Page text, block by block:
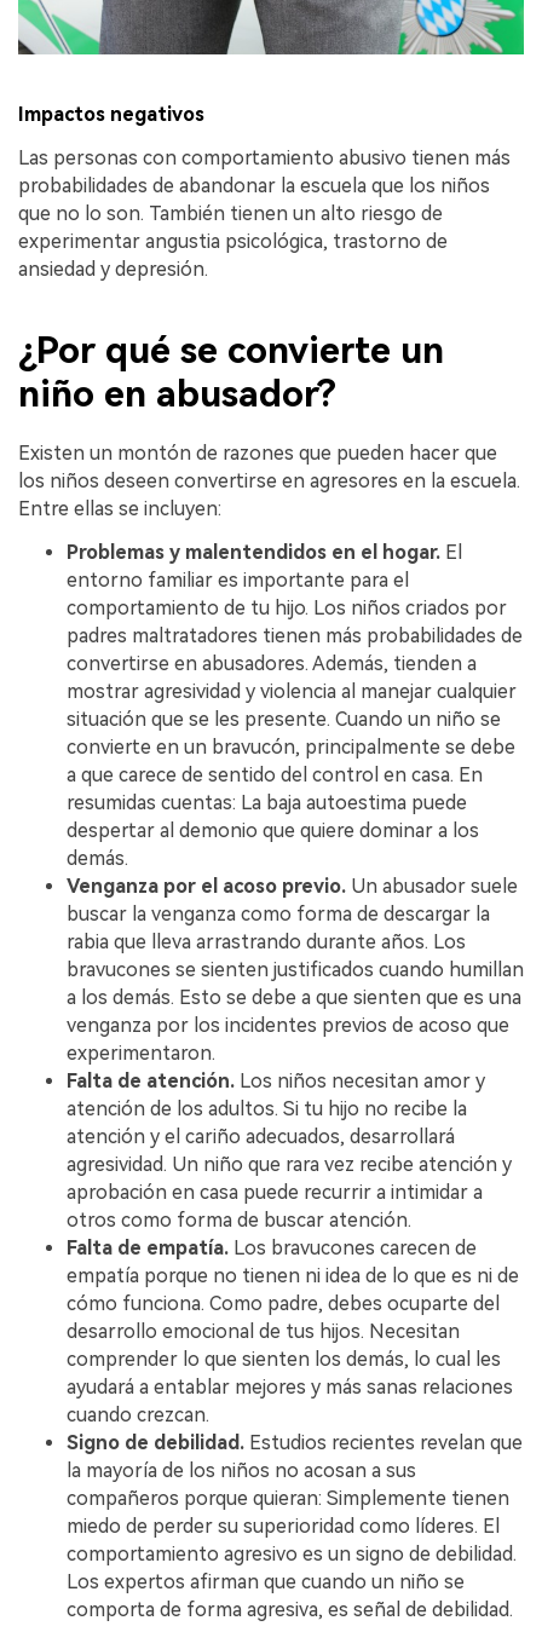
Impactos negativos
Las personas con comportamiento abusivo tienen más
probabilidades de abandonar la escuela que los niños
que no lo son. También tienen un alto riesgo de
experimentar angustia psicológica, trastorno de
ansiedad y depresión.
¿Por qué se convierte un
niño en abusador?
Existen un montón de razones que pueden hacer que
los niños deseen convertirse en agresores en la escuela.
Entre ellas se incluyen:
Problemas y malentendidos en el hogar. El
entorno familiar es importante para el
comportamiento de tu hijo. Los niños criados por
padres maltratadores tienen más probabilidades de
convertirse en abusadores. Además, tienden a
mostrar agresividad y violencia al manejar cualquier
situación que se les presente. Cuando un niño se
convierte en un bravucón, principalmente se debe
a que carece de sentido del control en casa. En
resumidas cuentas: La baja autoestima puede
despertar al demonio que quiere dominar a los
demás.
Venganza por el acoso previo. Un abusador suele
buscar la venganza como forma de descargar la
rabia que lleva arrastrando durante años. Los
bravucones se sienten justificados cuando humillan
a los demás. Esto se debe a que sienten que es una
venganza por los incidentes previos de acoso que
experimentaron.
Falta de atención. Los niños necesitan amor y
atención de los adultos. Si tu hijo no recibe la
atención y el cariño adecuados, desarrollará
agresividad. Un niño que rara vez recibe atención y
aprobación en casa puede recurrir a intimidar a
otros como forma de buscar atención.
Falta de empatía. Los bravucones carecen de
empatía porque no tienen ni idea de lo que es ni de
cómo funciona. Como padre, debes ocuparte del
desarrollo emocional de tus hijos. Necesitan
comprender lo que sienten los demás, lo cual les
ayudará a entablar mejores y más sanas relaciones
cuando crezcan.
Signo de debilidad. Estudios recientes revelan que
la mayoría de los niños no acosan a sus
compañeros porque quieran: Simplemente tienen
miedo de perder su superioridad como líderes. El
comportamiento agresivo es un signo de debilidad.
Los expertos afirman que cuando un niño se
comporta de forma agresiva, es señal de debilidad.